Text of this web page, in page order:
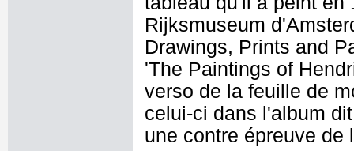
Rijksmuseum
Drawings, Prints and
'The Paintings of
verso de la feuille de
celui-ci dans l'album
une contre épreuve de